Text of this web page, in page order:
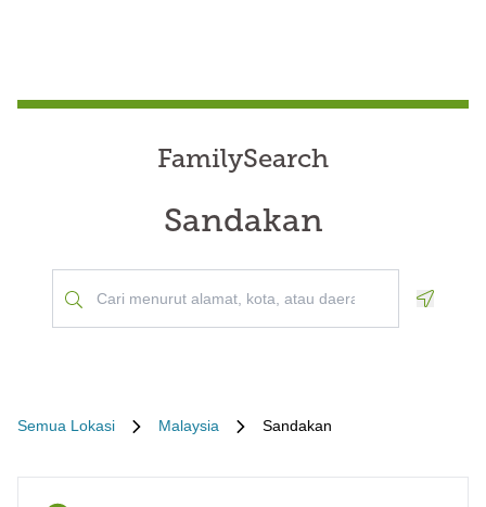
FamilySearch
Sandakan
Semua Lokasi Malaysia Sandakan